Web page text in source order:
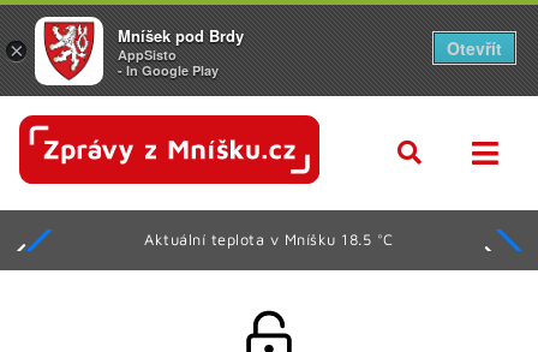
Aktuální teplota v Mníšku 18.5 °C
×
Mníšek pod Brdy
AppSisto
- In Google Play
Otevřít